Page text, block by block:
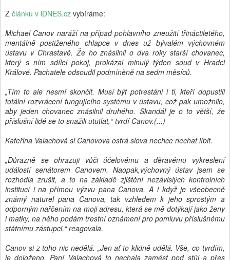
Z článku v iDNES.cz vybíráme:
Michael Canov naráží na případ pohlavního zneužití třináctiletého,
mentálně postiženého chlapce v dnes už bývalém výchovném
ústavu v Chrastavě. Že ho znásilnil o dva roky starší chovanec,
který s ním sdílel pokoj, prokázal minulý týden soud v Hradci
Králové. Pachatele odsoudil podmíněně na sedm měsíců.
„Tím to ale nesmí skončit. Musí být potrestáni i ti, kteří dopustili
totální rozvrácení fungujícího systému v ústavu, což pak umožnilo,
aby jeden chovanec znásilnil druhého. Skandál je o to větší, že
příslušní lidé se to snažili ututlat,“ tvrdí Canov.(...)
Kateřina Valachová si Canovova ostrá slova nechce nechat líbit.
„Důrazně se ohrazuji vůči účelovému a děravému vykreslení
událostí senátorem Canovem. Naopak,výchovný ústav jsem se
rozhodla zrušit, a to na základě zjištění nezávislých kontrolních
institucí i na přímou výzvu pana Canova. A i když je všeobecně
známý naturel pana Canova, tak vzhledem k jeho sprostým a
odporným nařčením na moji adresu, která se mě dotýkají jako ženy
i matky, na něho podám trestní oznámení pro pomluvu příslušnému
státnímu zástupci,“ reagovala.
Canov si z toho nic nedělá. „Jen ať to klidně udělá. Vše, co tvrdím,
je doloženo. Paní Valachová to nechala zamést pod stůl a přes